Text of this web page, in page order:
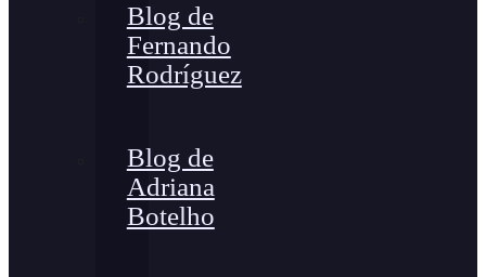
Blog de
Fernando
Rodríguez
Blog de
Adriana
Botelho